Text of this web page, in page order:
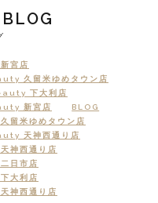
宮店
久留米ゆめタウン店
下大利店
新宮店
BLOG
留米ゆめタウン店
天神西通り店
神西通り店
日市店
大利店
神西通り店